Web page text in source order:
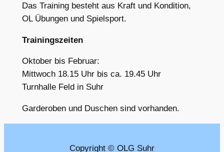
Das Training besteht aus Kraft und Kondition,
OL Übungen und Spielsport.
Trainingszeiten
Oktober bis Februar:
Mittwoch 18.15 Uhr bis ca. 19.45 Uhr
Turnhalle Feld in Suhr
Garderoben und Duschen sind vorhanden.
Copyright © OLG Suhr